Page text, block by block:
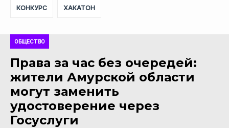
КОНКУРС ХАКАТОН
ОБЩЕСТВО
Права за час без очередей:
жители Амурской области
могут заменить
удостоверение через
Госуслуги